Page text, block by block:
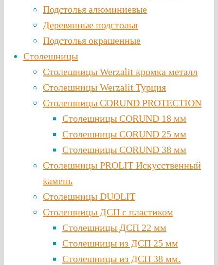
Подстолья алюминиевые
Деревянные подстолья
Подстолья окрашенные
Столешницы
Столешницы Werzalit кромка металл
Столешницы Werzalit Турция
Столешницы CORUND PROTECTION
Столешницы CORUND 18 мм
Столешницы CORUND 25 мм
Столешницы CORUND 38 мм
Столешницы PROLIT Искусственный
камень
Столешницы DUOLIT
Столешницы ДСП с пластиком
Столешницы ДСП 22 мм
Столешницы из ДСП 25 мм
Столешницы из ДСП 38 мм.